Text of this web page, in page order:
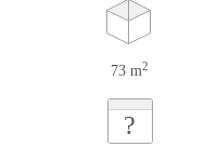
73 m2
?